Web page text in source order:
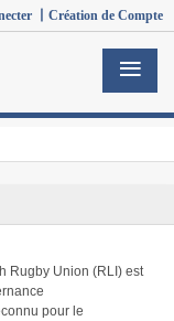
丨 Création de Compte
Rugby Union (RLI) est
pour le